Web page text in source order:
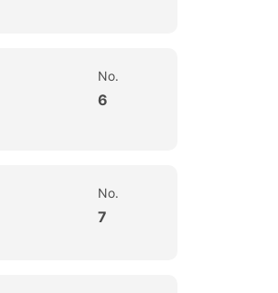
No.
6
No.
7